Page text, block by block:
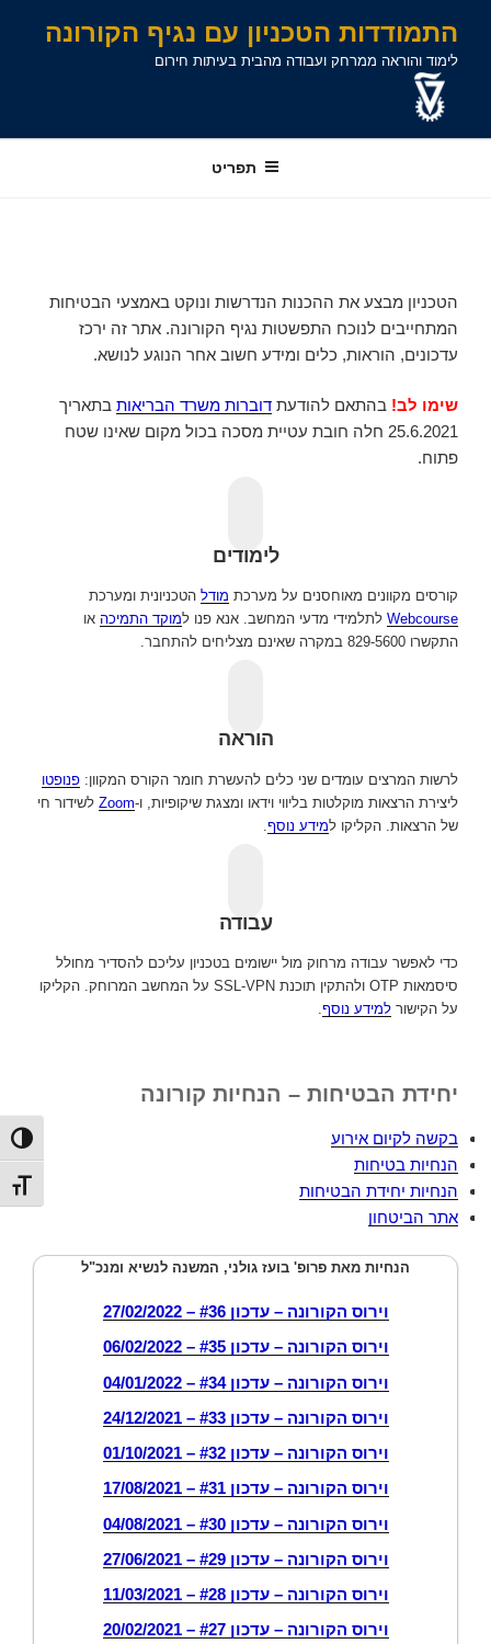
לתוכן
לניווט
מתג
לתוכןהתמודדות הטכניון עם נגיף הקורונה
לימוד והוראה ממרחק ועבודה מהבית בעיתות חירום
תפריט
הטכניון מבצע את ההכנות הנדרשות ונוקט באמצעי הבטיחות
המתחייבים לנוכח התפשטות נגיף הקורונה. אתר זה ירכז
עדכונים, הוראות, כלים ומידע חשוב אחר הנוגע לנושא.
שימו לב! בהתאם להודעת דוברות משרד הבריאות בתאריך
25.6.2021 חלה חובת עטיית מסכה בכול מקום שאינו שטח
פתוח.
לימודים
קורסים מקוונים מאוחסנים על מערכת מודל הטכניונית ומערכת
Webcourse לתלמידי מדעי המחשב. אנא פנו למוקד התמיכה או
התקשרו 829-5600 במקרה שאינם מצליחים להתחבר.
הוראה
לרשות המרצים עומדים שני כלים להעשרת חומר הקורס המקוון: פנופטו
ליצירת הרצאות מוקלטות בליווי וידאו ומצגת שיקופיות, ו-Zoom לשידור חי
של הרצאות. הקליקו למידע נוסף
עבודה
כדי לאפשר עבודה מרחוק מול יישומים בטכניון עליכם להסדיר מחולל
סיסמאות OTP ולהתקין תוכנת SSL-VPN על המחשב המרוחק. הקליקו
על הקישור למידע נוסף.
יחידת הבטיחות – הנחיות קורונה
בקשה לקיום אירוע
הנחיות בטיחות
הנחיות יחידת הבטיחות
אתר הביטחון
הנחיות מאת פרופ' בועז גולני, המשנה לנשיא ומנכ"ל
וירוס הקורונה – עדכון #36 – 27/02/2022
וירוס הקורונה – עדכון #35 – 06/02/2022
וירוס הקורונה – עדכון #34 – 04/01/2022
וירוס הקורונה – עדכון #33 – 24/12/2021
וירוס הקורונה – עדכון #32 – 01/10/2021
וירוס הקורונה – עדכון #31 – 17/08/2021
וירוס הקורונה – עדכון #30 – 04/08/2021
וירוס הקורונה – עדכון #29 – 27/06/2021
וירוס הקורונה – עדכון #28 – 11/03/2021
וירוס הקורונה – עדכון #27 – 20/02/2021